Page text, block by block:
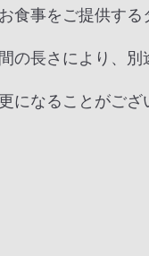
食事をご提供する
の長さにより、
になることがござ